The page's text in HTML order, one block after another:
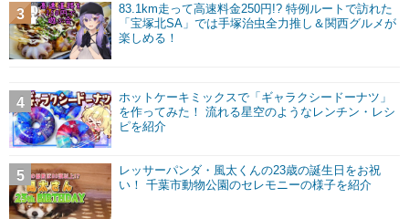
83.1km走って高速料金250円!? 特例ルートで訪れた
「宝塚北SA」では手塚治虫全力推し＆関西グルメが
楽しめる！
3
ホットケーキミックスで「ギャラクシードーナツ」
を作ってみた！ 流れる星空のようなレンチン・レシ
ピを紹介
4
レッサーパンダ・風太くんの23歳の誕生日をお祝
い！ 千葉市動物公園のセレモニーの様子を紹介
5